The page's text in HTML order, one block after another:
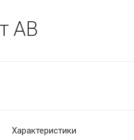
АВ
Характеристики